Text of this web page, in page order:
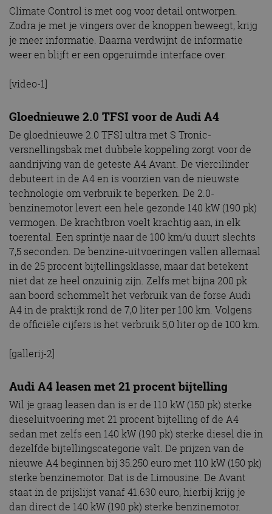
Climate Control is met oog voor detail ontworpen.
Zodra je met je vingers over de knoppen beweegt, krijg
je meer informatie. Daarna verdwijnt de informatie
weer en blijft er een opgeruimde interface over.
[video-1]
Gloednieuwe 2.0 TFSI voor de Audi A4
De gloednieuwe 2.0 TFSI ultra met S Tronic-
versnellingsbak met dubbele koppeling zorgt voor de
aandrijving van de geteste A4 Avant. De viercilinder
debuteert in de A4 en is voorzien van de nieuwste
technologie om verbruik te beperken. De 2.0-
benzinemotor levert een hele gezonde 140 kW (190 pk)
vermogen. De krachtbron voelt krachtig aan, in elk
toerental. Een sprintje naar de 100 km/u duurt slechts
7,5 seconden. De benzine-uitvoeringen vallen allemaal
in de 25 procent bijtellingsklasse, maar dat betekent
niet dat ze heel onzuinig zijn. Zelfs met bijna 200 pk
aan boord schommelt het verbruik van de forse Audi
A4 in de praktijk rond de 7,0 liter per 100 km. Volgens
de officiële cijfers is het verbruik 5,0 liter op de 100 km.
[gallerij-2]
Audi A4 leasen met 21 procent bijtelling
Wil je graag leasen dan is er de 110 kW (150 pk) sterke
dieseluitvoering met 21 procent bijtelling of de A4
sedan met zelfs een 140 kW (190 pk) sterke diesel die in
dezelfde bijtellingscategorie valt. De prijzen van de
nieuwe A4 beginnen bij 35.250 euro met 110 kW (150 pk)
sterke benzinemotor. Dat is de Limousine. De Avant
staat in de prijslijst vanaf 41.630 euro, hierbij krijg je
dan direct de 140 kW (190 pk) sterke benzinemotor.